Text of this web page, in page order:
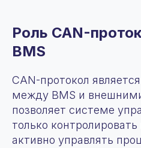
Роль CAN-
BMS
CAN-протокол
между BMS и
позволяет системе
только
активно управлять